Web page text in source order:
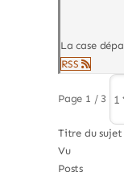
La case
RSS
Page 1 / 3
Titre du sujet
Vu
Posts